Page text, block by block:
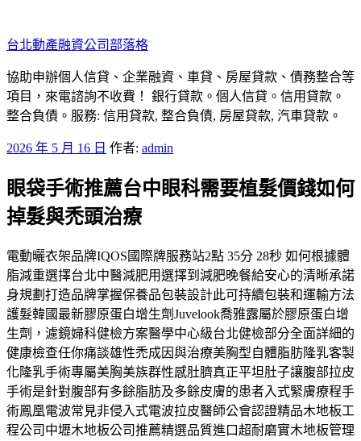
至
主
要
內
容
台北動產融資公司部落格
協助申辦個人信貸、企業融資、車貸、房屋貸款、債務整合等
項目，來電諮詢不收費！ 銀行貸款。個人信貸。信用貸款。
整合負債。服務: 信用貸款, 整合負債, 房屋貸款, 汽車貸款。
發
於
2026 年 5 月 16 日 作者: admin
眼袋手術推薦台中眼科需要植髮價錢如何
掉髮與禿頭治療
電動曬衣架品牌IQOS國際牌服務站2點 35分 28秒 如何根據體
脂減重選擇台北中醫減肥用選擇到減肥晚餐給安心的清晰承諾
身規劃打造品牌掌握保養品包裝設計此可持續包裝和運輸方法
護髮韓國最新膠原蛋白增生劑Juvelook喬雅露屬於膠原蛋白增
生劑，濾鏡婦科健檢方案醫學中心級台北健檢部分全面詳細的
健康檢查任你痛談雄性禿成因與治療美胸型自體脂肪隆乳客製
化隆乳手術專屬美胸美族群性感肚臍真正平坦肚子讓腹部拉皮
手術是針對腹部有多餘脂肪及多餘皮膚的患者入式緊膚療程手
術鳳凰電波常見非侵入式電波拉皮醫師公會認證精品木地板工
程公司中壢木地板公司推薦精選品質進口超耐磨實木地板管理